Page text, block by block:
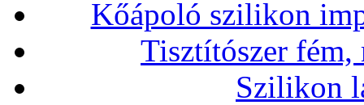
Kőápoló szilikon
Tisztítószer
Szilikon